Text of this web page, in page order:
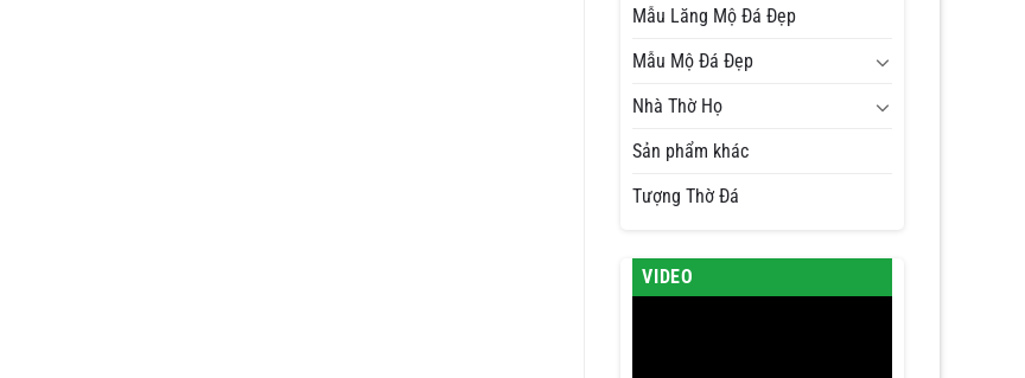
Mẫu Lăng Mộ Đá Đẹp
Mẫu Mộ Đá Đẹp
Nhà Thờ Họ
Sản phẩm khác
Tượng Thờ Đá
VIDEO